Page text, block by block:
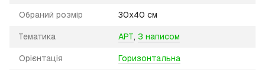
Обраний розмір 30х40 см
Тематика АРТ, З написом
Орієнтація Горизонтальна